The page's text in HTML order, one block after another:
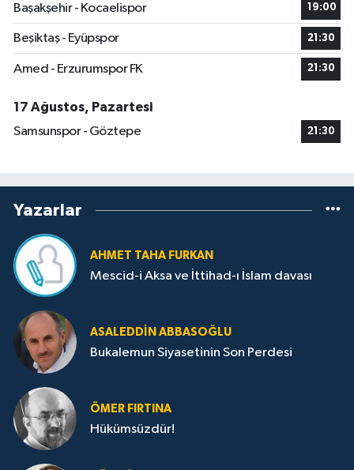
Başakşehir - Kocaelispor
19:00
Beşiktaş - Eyüpspor 21:30
Amed - Erzurumspor FK 21:30
17 Ağustos, Pazartesi
Samsunspor - Göztepe
21:30
Yazarlar
AHMET TAHA FURKAN
Mescid-i Aksa ve İttihad-ı İslam davası
ASALEDDIN ABBASOĞLU
Bukalemun Siyasetinin Son Perdesi
ÖMER FIRTINA
Hükümsüzdür!